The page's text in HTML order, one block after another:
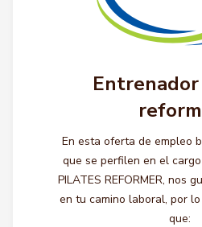
En esta oferta de empleo
que se perfilen en el
PILATES REFORMER, nos
en tu camino laboral, por
que: